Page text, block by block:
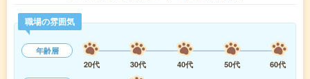
職場の雰囲気
年齢層
20代
30代 40代 50代
60代